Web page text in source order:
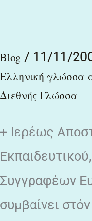
Blog / 11/11/
Ελληνική γλώσσα
Διεθνής Γλώσσα
+ Ιερέως
Συγγραφέων
συμβαίνει
των
γλωσσών
Κ.
Γάτσια